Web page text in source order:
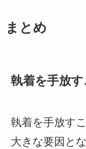
まとめ
執着を手放
執着を手放す
大きな要因と